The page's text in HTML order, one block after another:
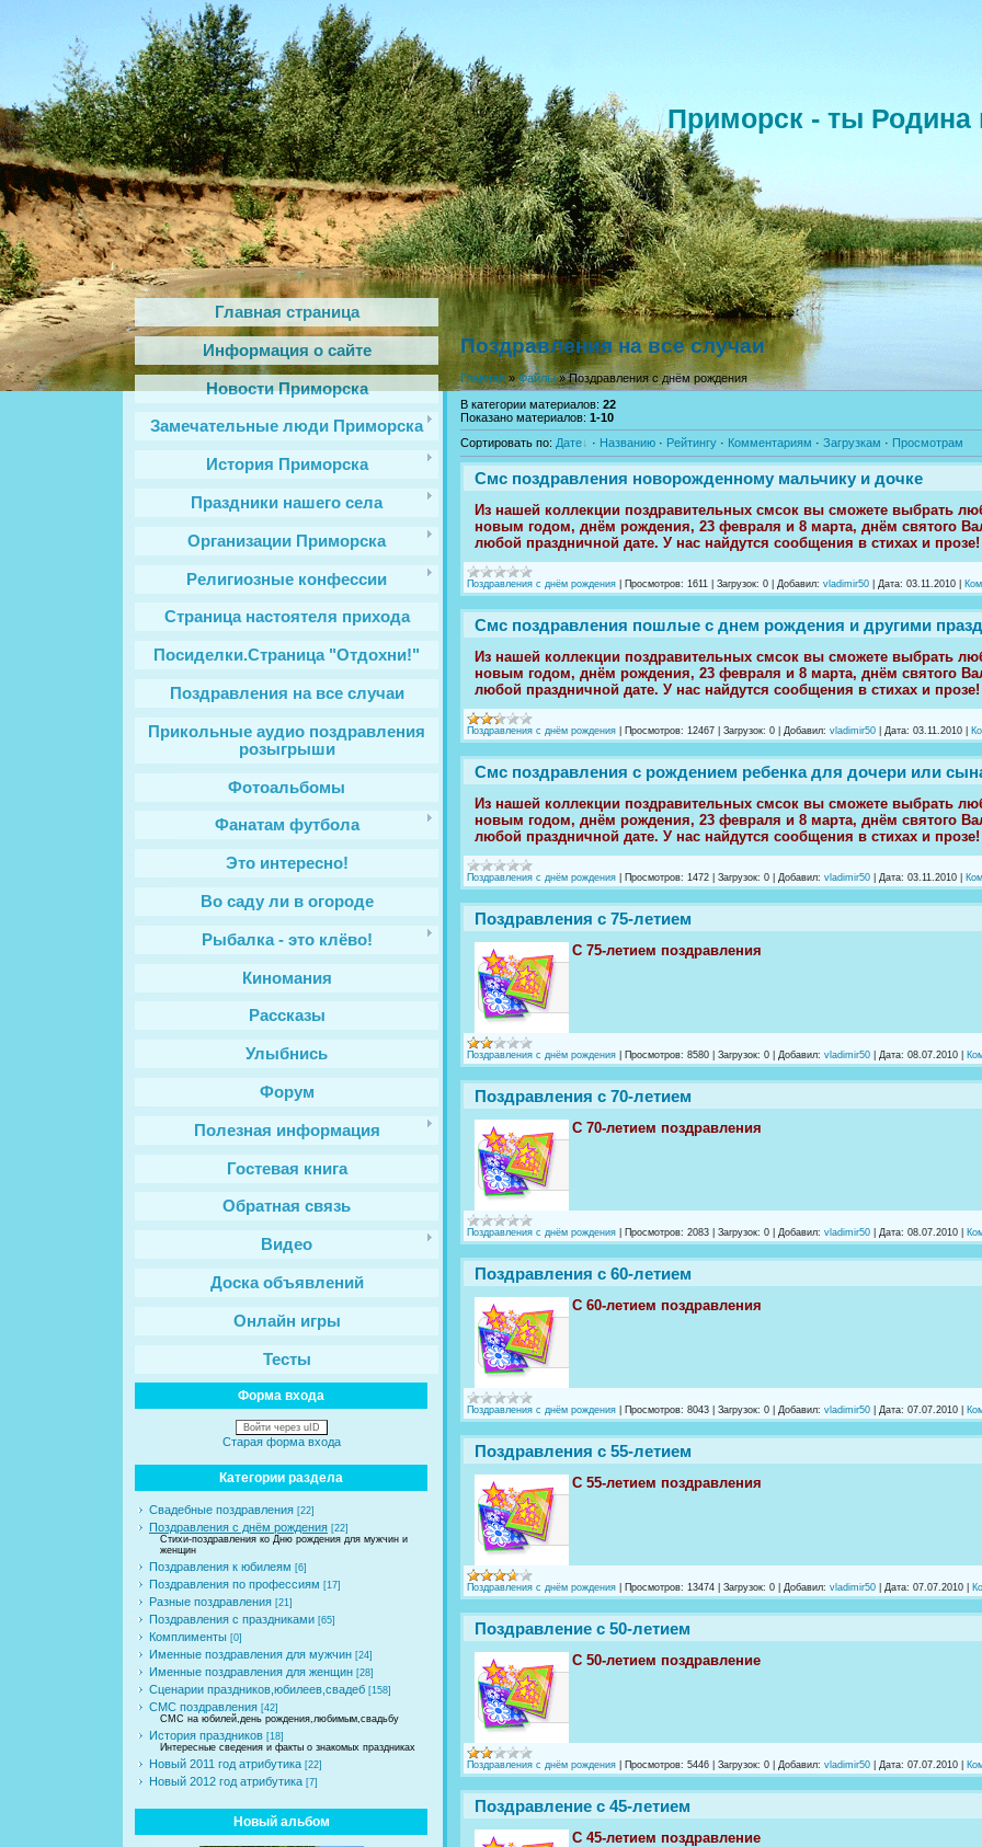
Приморск - ты Родина
Главная страница
Информация о сайте
Новости Приморска
Замечательные люди Приморска
История Приморска
Праздники нашего села
Организации Приморска
Религиозные конфессии
Cтраница настоятеля прихода
Посиделки.Страница "Отдохни!"
Поздравления на все случаи
Прикольные аудио поздравления
розыгрыши
Фотоальбомы
Фанатам футбола
Это интересно!
Во саду ли в огороде
Рыбалка - это клёво!
Киномания
Рассказы
Улыбнись
Форум
Полезная информация
Гостевая книга
Обратная связь
Видео
Доска объявлений
Онлайн игры
Тесты
Форма входа
Войти через uID
Старая форма входа
Категории раздела
Свадебные поздравления [22]
Поздравления с днём рождения [22]
Стихи-поздравления ко Дню рождения для мужчин и
женщин
Поздравления к юбилеям [6]
Поздравления по профессиям [17]
Разные поздравления [21]
Поздравления с праздниками [65]
Комплименты [0]
Именные поздравления для мужчин [24]
Именные поздравления для женщин [28]
Сценарии праздников,юбилеев,свадеб [158]
СМС поздравления [42]
СМС на юбилей,день рождения,любимым,свадьбу
История праздников [18]
Интересные сведения и факты о знакомых праздниках
Новый 2011 год атрибутика [22]
Новый 2012 год атрибутика [7]
Новый альбом
Поздравления на все случаи
Главная»Файлы» Поздравления с днём рождения
В категории материалов: 22
Показано материалов: 1-10
Сортировать по: Дате · Названию · Рейтингу · Комментариям · Загрузкам · Просмотрам
Смс поздравления новорожденному мальчику и дочке
Из нашей коллекции поздравительных смсок вы сможете выбрать
новым годом, днём рождения, 23 февраля и 8 марта, днём святого
любой праздничной дате. У нас найдутся сообщения в стихах и прозе!
Поздравления с днём рождения Просмотров: 1611 Загрузок: 0 Добавил: vladimir50 Дата: 03.11.2010
Смс поздравления пошлые с днем рождения и другими
Из нашей коллекции поздравительных смсок вы сможете выбрать
новым годом, днём рождения, 23 февраля и 8 марта, днём святого
любой праздничной дате. У нас найдутся сообщения в стихах и прозе!
Поздравления с днём рождения Просмотров: 12467 Загрузок: 0 Добавил: vladimir50 Дата: 03.11.2010
Смс поздравления с рождением ребенка для дочери или
Из нашей коллекции поздравительных смсок вы сможете выбрать
новым годом, днём рождения, 23 февраля и 8 марта, днём святого
любой праздничной дате. У нас найдутся сообщения в стихах и прозе!
Поздравления с днём рождения Просмотров: 1472 Загрузок: 0 Добавил: vladimir50 Дата: 03.11.2010
Поздравления с 75-летием
С 75-летием поздравления
Поздравления с днём рождения Просмотров: 8580 Загрузок: 0 Добавил: vladimir50 Дата: 08.07.2010
Поздравления с 70-летием
С 70-летием поздравления
Поздравления с днём рождения Просмотров: 2083 Загрузок: 0 Добавил: vladimir50 Дата: 08.07.2010
Поздравления с 60-летием
С 60-летием поздравления
Поздравления с днём рождения Просмотров: 8043 Загрузок: 0 Добавил: vladimir50 Дата: 07.07.2010
Поздравления с 55-летием
С 55-летием поздравления
Поздравления с днём рождения Просмотров: 13474 Загрузок: 0 Добавил: vladimir50 Дата: 07.07.2010
Поздравление с 50-летием
С 50-летием поздравление
Поздравления с днём рождения Просмотров: 5446 Загрузок: 0 Добавил: vladimir50 Дата: 07.07.2010
Поздравление с 45-летием
С 45-летием поздравление